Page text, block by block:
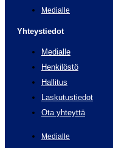
Medialle
Yhteystiedot
Medialle
Henkilöstö
Hallitus
Laskutustiedot
Ota yhteyttä
Medialle